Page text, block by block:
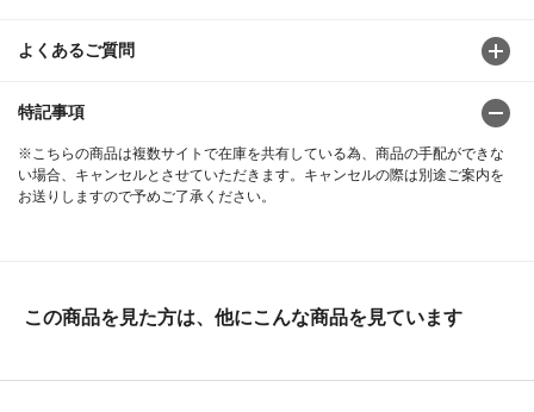
よくあるご質問
特記事項
※こちらの商品は複数サイトで在庫を共有している為、商品の手配ができな
い場合、キャンセルとさせていただきます。キャンセルの際は別途ご案内を
お送りしますので予めご了承ください。
この商品を見た方は、他にこんな商品を見ています